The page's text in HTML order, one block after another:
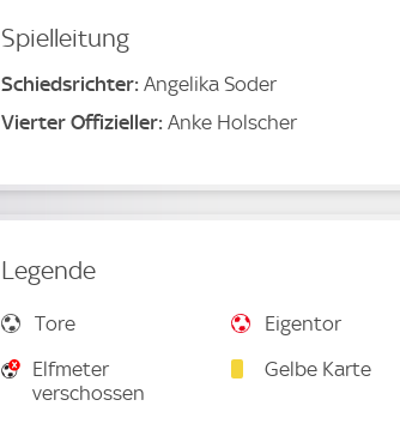
Spielleitung
Schiedsrichter: Angelika Soder
Vierter Offizieller: Anke Holscher
Legende
Tore Eigentor
Elfmeter
verschossen
Gelbe Karte